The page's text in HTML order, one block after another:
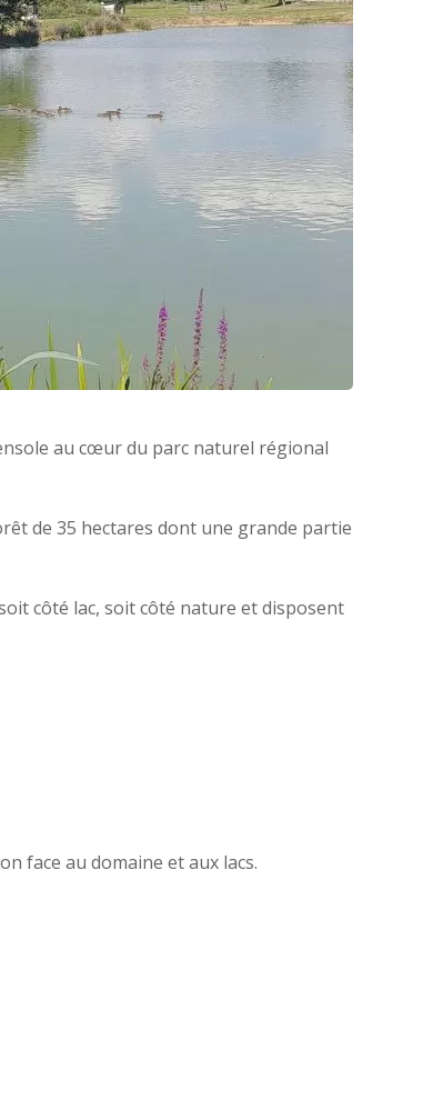
au cœur du parc naturel régional
de 35 hectares dont une grande partie
côté lac, soit côté nature et disposent
face au domaine et aux lacs.